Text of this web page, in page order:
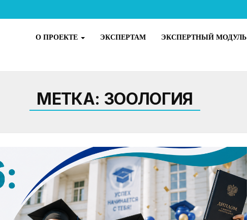
О ПРОЕКТЕ ЭКСПЕРТАМ ЭКСПЕРТНЫЙ МОДУЛЬ
МЕТКА: ЗООЛОГИЯ